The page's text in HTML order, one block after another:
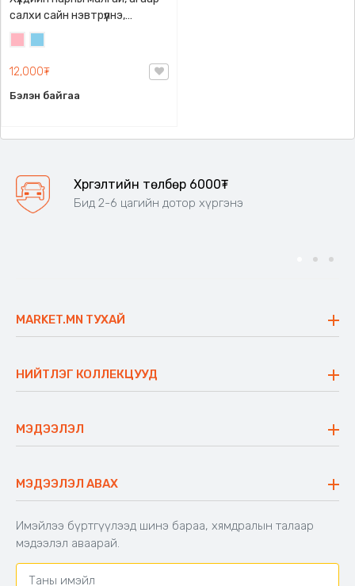
салхи сайн нэвтрүүлнэ,
хөлөргөж халууцуулахгүй,
хөнгөн, тухтай, бүчтэй тул
хүүхдийн толгойноос унахгүй.
12,000₮
Бэлэн байгаа
Хүргэлтийн төлбөр 6000₮
Бид 2-6 цагийн дотор хүргэнэ
MARKET.MN ТУХАЙ
Үнэт зүйлс
Ажлын байр
Блог
НИЙТЛЭГ КОЛЛЕКЦУУД
Сүүдрэвч
Аяны ширээ
Аяны түшлэгтэй сандал
МЭДЭЭЛЭЛ
Буцаалтын журам
Захиалга шалгах
Хамтран ажиллах
Холбоо барих
МЭДЭЭЛЭЛ АВАХ
Имэйлээ бүртгүүлээд шинэ бараа, хямдралын талаар
мэдээлэл аваарай.